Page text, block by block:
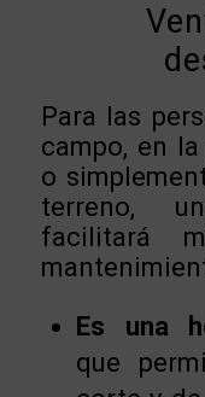
Para las
campo, en
o
terreno,
facilitará
Es una
que